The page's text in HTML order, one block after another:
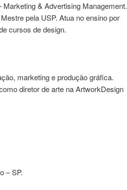
& Advertising Management.
pela USP. Atua no ensino por
cursos de design.
marketing e produção gráfica.
diretor de arte na ArtworkDesign
– SP.